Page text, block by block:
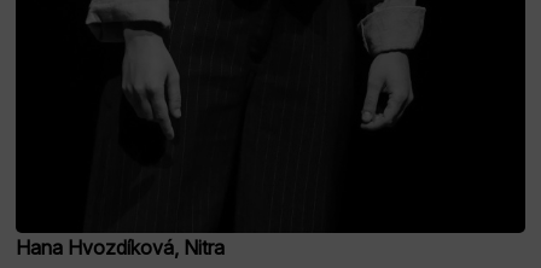
Hana Hvozdíková, Nitra